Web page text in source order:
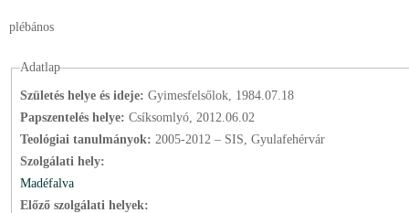
plébános
Adatlap
Születés helye és ideje: Gyimesfelsőlok, 1984.07.18
Papszentelés helye: Csíksomlyó, 2012.06.02
Teológiai tanulmányok: 2005-2012 – SIS, Gyulafehérvár
Szolgálati hely:
Madéfalva
Előző szolgálati helyek: